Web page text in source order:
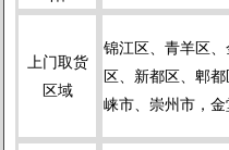
上门取货
区域
锦江区、青羊区
区、新都区、郫
崃市、崇州市，金